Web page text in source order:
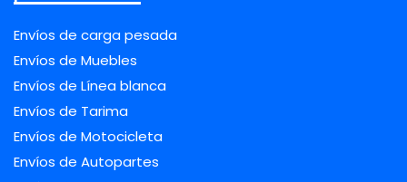
Envíos de carga pesada
Envíos de Muebles
Envíos de Línea blanca
Envíos de Tarima
Envíos de Motocicleta
Envíos de Autopartes